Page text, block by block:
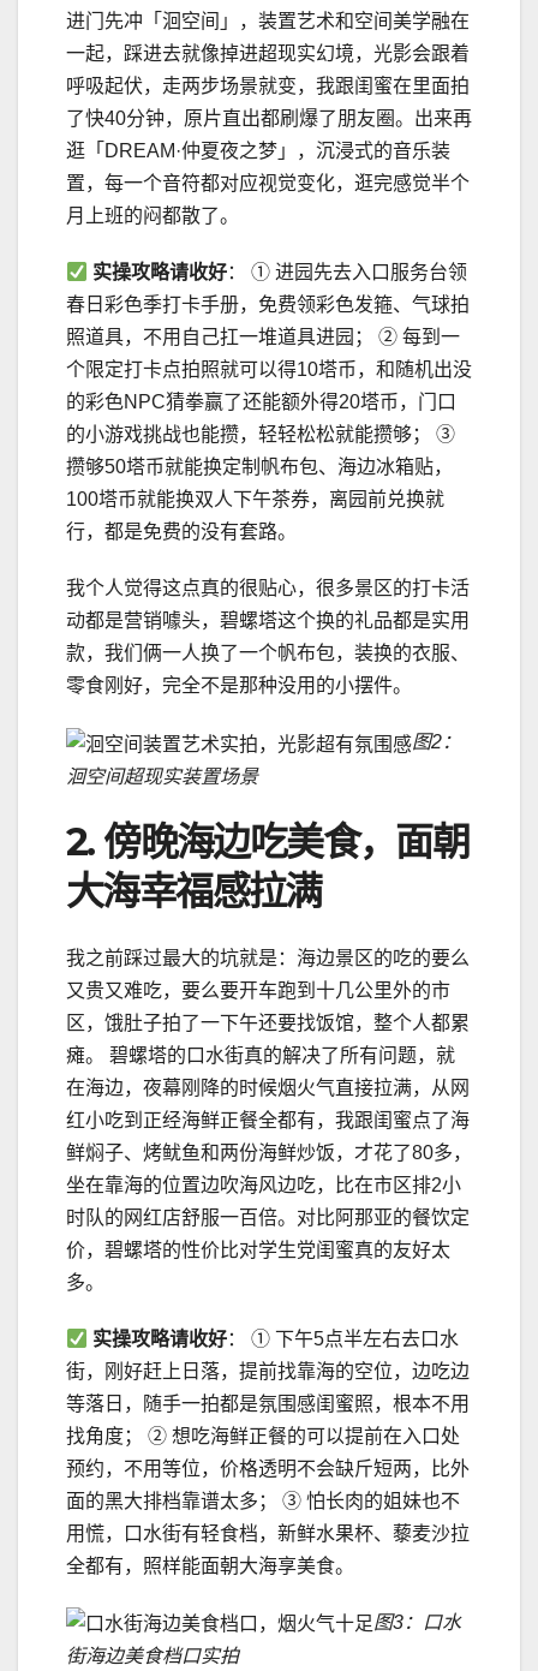
进门先冲「洄空间」，装置艺术和空间美学融在
一起，踩进去就像掉进超现实幻境，光影会跟着
呼吸起伏，走两步场景就变，我跟闺蜜在里面拍
了快40分钟，原片直出都刷爆了朋友圈。出来再
逛「DREAM·仲夏夜之梦」，沉浸式的音乐装
置，每一个音符都对应视觉变化，逛完感觉半个
月上班的闷都散了。
实操攻略请收好： ① 进园先去入口服务台领
春日彩色季打卡手册，免费领彩色发箍、气球拍
照道具，不用自己扛一堆道具进园； ② 每到一
个限定打卡点拍照就可以得10塔币，和随机出没
的彩色NPC猜拳赢了还能额外得20塔币，门口
的小游戏挑战也能攒，轻轻松松就能攒够； ③
攒够50塔币就能换定制帆布包、海边冰箱贴，
100塔币就能换双人下午茶券，离园前兑换就
行，都是免费的没有套路。
我个人觉得这点真的很贴心，很多景区的打卡活
动都是营销噱头，碧螺塔这个换的礼品都是实用
款，我们俩一人换了一个帆布包，装换的衣服、
零食刚好，完全不是那种没用的小摆件。
图2：
洄空间超现实装置场景
2. 傍晚海边吃美食，面朝
大海幸福感拉满
我之前踩过最大的坑就是：海边景区的吃的要么
又贵又难吃，要么要开车跑到十几公里外的市
区，饿肚子拍了一下午还要找饭馆，整个人都累
瘫。 碧螺塔的口水街真的解决了所有问题，就
在海边，夜幕刚降的时候烟火气直接拉满，从网
红小吃到正经海鲜正餐全都有，我跟闺蜜点了海
鲜焖子、烤鱿鱼和两份海鲜炒饭，才花了80多，
坐在靠海的位置边吹海风边吃，比在市区排2小
时队的网红店舒服一百倍。对比阿那亚的餐饮定
价，碧螺塔的性价比对学生党闺蜜真的友好太
多。
实操攻略请收好： ① 下午5点半左右去口水
街，刚好赶上日落，提前找靠海的空位，边吃边
等落日，随手一拍都是氛围感闺蜜照，根本不用
找角度； ② 想吃海鲜正餐的可以提前在入口处
预约，不用等位，价格透明不会缺斤短两，比外
面的黑大排档靠谱太多； ③ 怕长肉的姐妹也不
用慌，口水街有轻食档，新鲜水果杯、藜麦沙拉
全都有，照样能面朝大海享美食。
图3：口水
街海边美食档口实拍